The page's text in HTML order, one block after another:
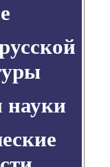
науки